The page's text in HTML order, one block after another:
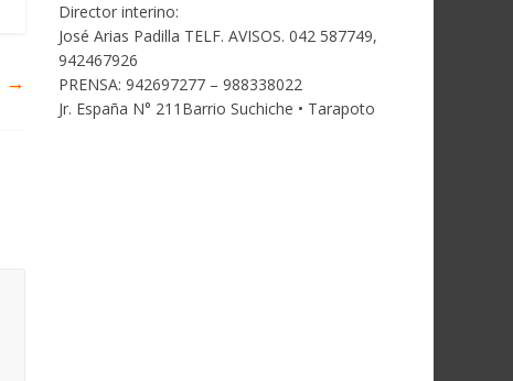
→
Director interino:
José Arias Padilla TELF. AVISOS. 042 587749,
942467926
PRENSA: 942697277 – 988338022
Jr. España N° 211Barrio Suchiche • Tarapoto